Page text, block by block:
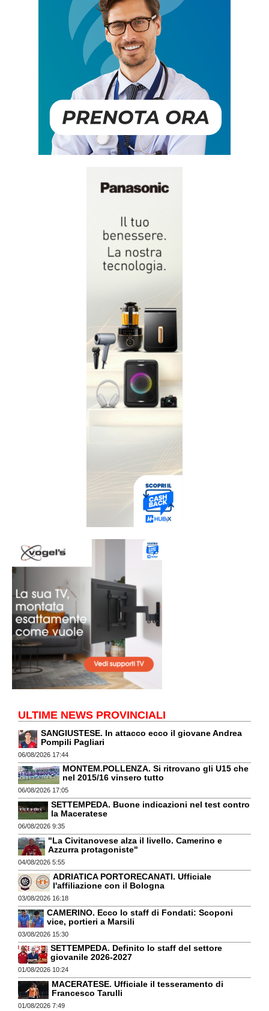
ULTIME NEWS PROVINCIALI
SANGIUSTESE. In attacco ecco il giovane Andrea
Pompili Pagliari
06/08/2026 17:44
MONTEM.POLLENZA. Si ritrovano gli U15 che
nel 2015/16 vinsero tutto
06/08/2026 17:05
SETTEMPEDA. Buone indicazioni nel test contro
la Maceratese
06/08/2026 9:35
"La Civitanovese alza il livello. Camerino e
Azzurra protagoniste"
04/08/2026 5:55
ADRIATICA PORTORECANATI. Ufficiale
l'affiliazione con il Bologna
03/08/2026 16:18
CAMERINO. Ecco lo staff di Fondati: Scoponi
vice, portieri a Marsili
03/08/2026 15:30
SETTEMPEDA. Definito lo staff del settore
giovanile 2026-2027
01/08/2026 10:24
MACERATESE. Ufficiale il tesseramento di
Francesco Tarulli
01/08/2026 7:49